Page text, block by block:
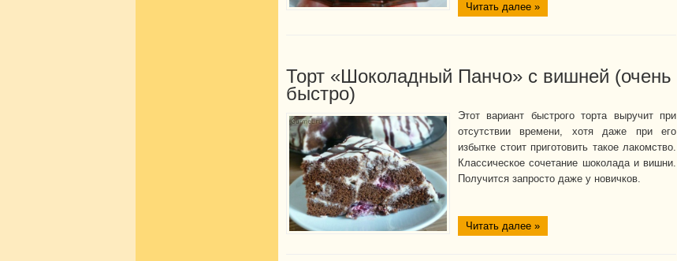
Читать далее »
Торт «Шоколадный Панчо» с вишней (очень
быстро)
Этот вариант быстрого торта выручит при
отсутствии времени, хотя даже при его
избытке стоит приготовить такое лакомство.
Классическое сочетание шоколада и вишни.
Получится запросто даже у новичков.
Читать далее »